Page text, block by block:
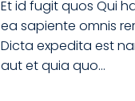
Et id fugit quos Qui
ea sapiente omnis
Dicta expedita est
aut et quia quo…